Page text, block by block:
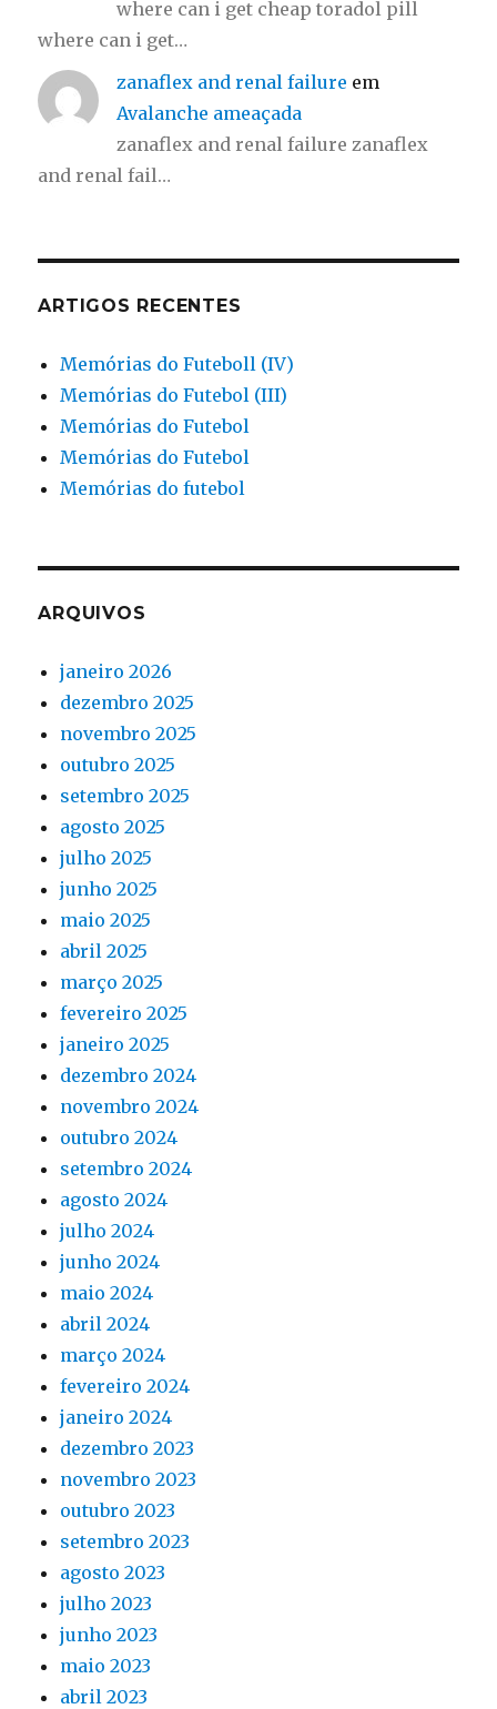
where can i get cheap toradol pill
where can i get…
zanaflex and renal failure em
Avalanche ameaçada
zanaflex and renal failure zanaflex
and renal fail…
ARTIGOS RECENTES
Memórias do Futeboll (IV)
Memórias do Futebol (III)
Memórias do Futebol
Memórias do Futebol
Memórias do futebol
ARQUIVOS
janeiro 2026
dezembro 2025
novembro 2025
outubro 2025
setembro 2025
agosto 2025
julho 2025
junho 2025
maio 2025
abril 2025
março 2025
fevereiro 2025
janeiro 2025
dezembro 2024
novembro 2024
outubro 2024
setembro 2024
agosto 2024
julho 2024
junho 2024
maio 2024
abril 2024
março 2024
fevereiro 2024
janeiro 2024
dezembro 2023
novembro 2023
outubro 2023
setembro 2023
agosto 2023
julho 2023
junho 2023
maio 2023
abril 2023